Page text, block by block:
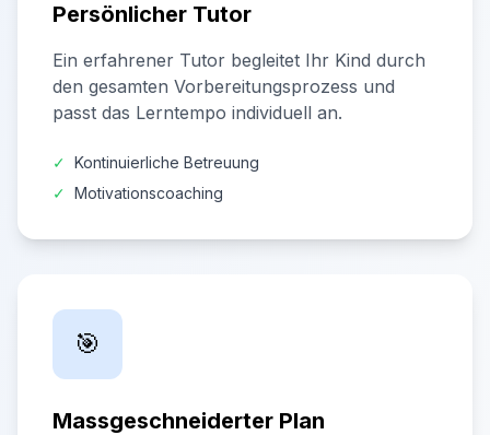
Persönlicher Tutor
Ein erfahrener Tutor begleitet Ihr Kind durch
den gesamten Vorbereitungsprozess und
passt das Lerntempo individuell an.
✓ Kontinuierliche Betreuung
✓ Motivationscoaching
🎯
Massgeschneiderter Plan